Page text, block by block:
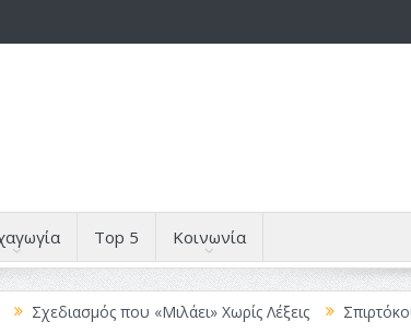
Top 5 Κοινωνία
που «Μιλάει» Χωρίς Λέξεις Σπιρτόκουτο: η